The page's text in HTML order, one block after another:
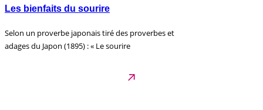
Les bienfaits du sourire
Selon un proverbe japonais tiré des proverbes et
adages du Japon (1895) : « Le sourire